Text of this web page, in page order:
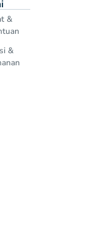
&
&